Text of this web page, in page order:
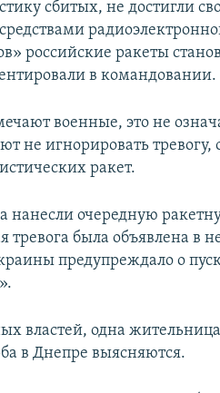
сбитых, не достигли
российские ракеты
в командовании.
военные, это не
не игнорировать тревогу,
ракет.
нанесли очередную
тревога была объявлена в
предупреждало о
властей, одна
в Днепре выясняются.